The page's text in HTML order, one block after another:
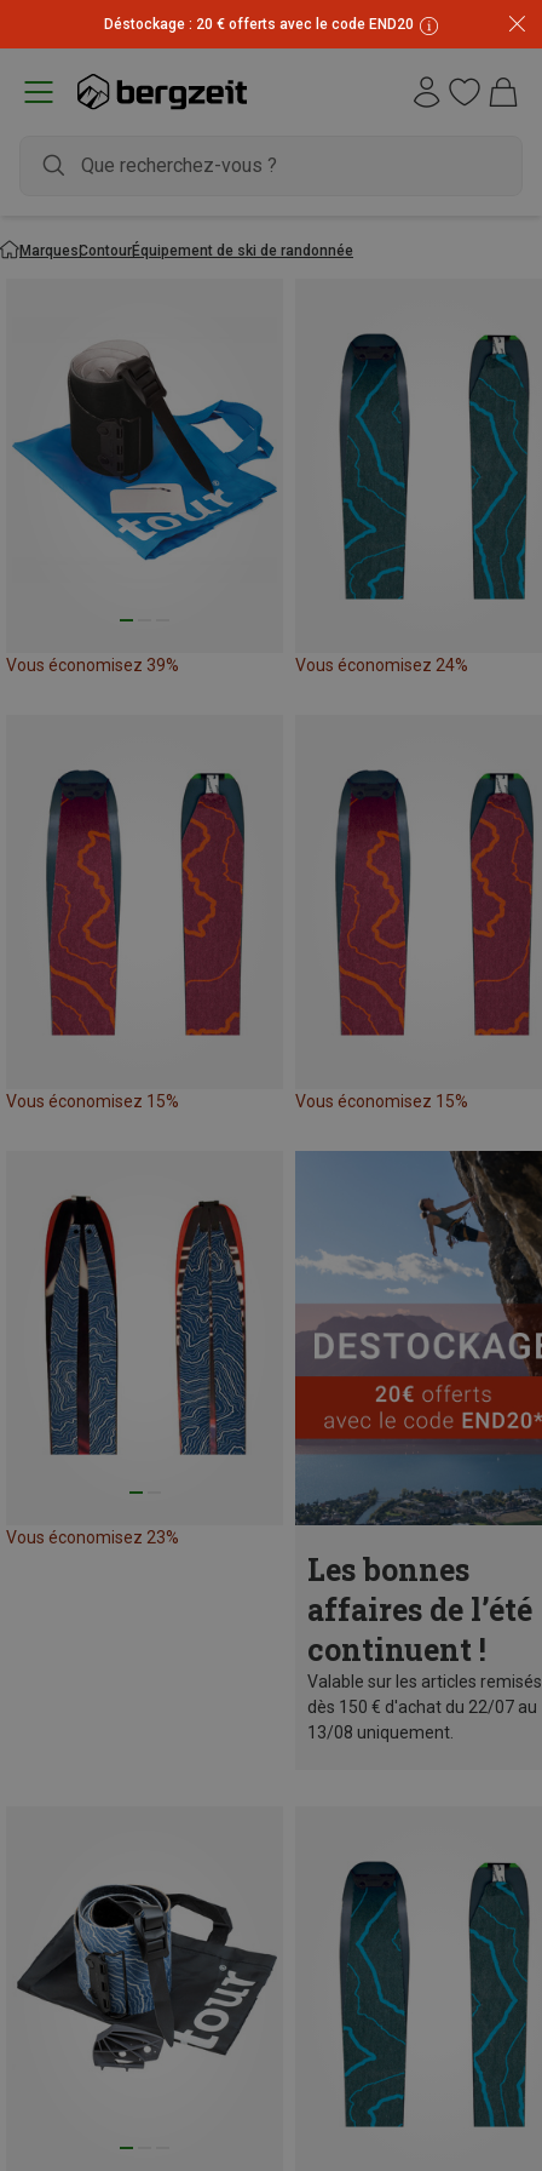
Déstockage : 20 € offerts avec le code END20
MarquesContourÉquipement de ski de randonnée
Vous économisez 39% Vous économisez 24%
Vous économisez 15% Vous économisez 15%
Vous économisez 23%
Les bonnes
affaires de l’été
continuent !
Valable sur les articles remisés
dès 150 € d'achat du 22/07 au
13/08 uniquement.